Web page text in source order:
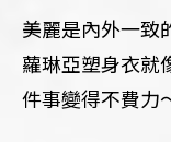
美麗是內外一致
蘿琳亞塑身衣就
件事變得不費力